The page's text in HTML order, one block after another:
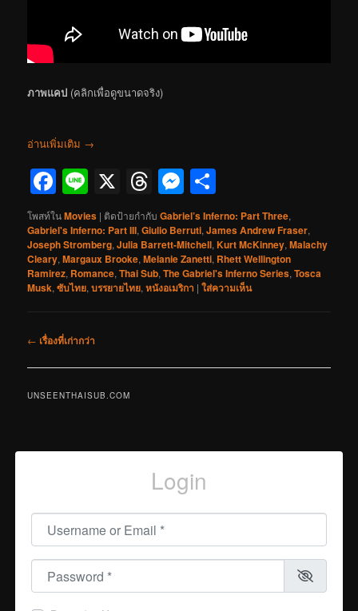
ภาพแคป (คลิกเพื่อดูขนาดจริง)
อ่านเพิ่มเติม →
Facebook
Line
X Threads
Messenger
โพสท์ในMovies | ติดป้ายกำกับ Gabriel’s Inferno: Part Three,
Gabriel's Inferno: Part III,Giulio Berruti,James Andrew Fraser,
Joseph Stromberg,Julia Barrett-Mitchell,Kurt McKinney,Malachy
Cleary,Margaux Brooke,Melanie Zanetti, Rhett Wellington
Ramirez, Romance,Thai Sub,The Gabriel's Inferno Series,Tosca
Musk,ซับไทย,บรรยายไทย,หนังอเมริกา |ใส่ความเห็น
เมนู
เรื่อง
← เรื่องที่เก่ากว่า
UNSEENTHAISUB.COM
Login
Username or Email
Password